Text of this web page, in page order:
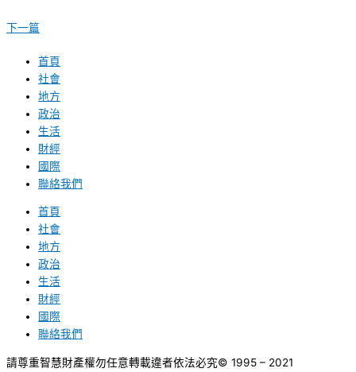
下一篇
首頁
社會
地方
政治
生活
財經
國際
聯絡我們
首頁
社會
地方
政治
生活
財經
國際
聯絡我們
請尊重智慧財產權勿任意轉載違者依法必究© 1995 – 2021